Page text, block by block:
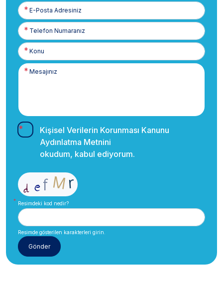
E-
Posta
Telefon
Numaranız
Kişisel Verilerin Korunması Kanunu
Aydınlatma Metnini
okudum, kabul ediyorum.
Resimdeki kod nedir?
Resimde gösterilen karakterleri girin.